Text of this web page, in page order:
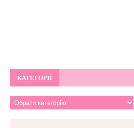
КАТЕГОРІЇ